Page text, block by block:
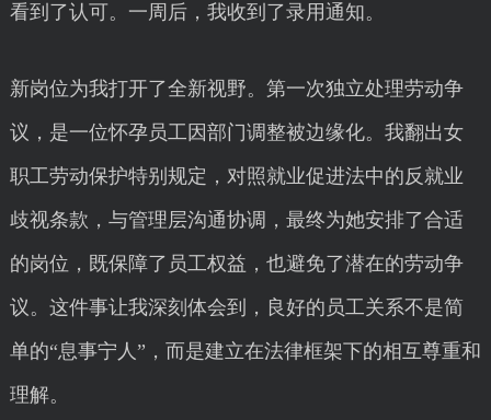
看到了认可。一周后，我收到了录用通知。
新岗位为我打开了全新视野。第一次独立处理劳动争
议，是一位怀孕员工因部门调整被边缘化。我翻出女
职工劳动保护特别规定，对照就业促进法中的反就业
歧视条款，与管理层沟通协调，最终为她安排了合适
的岗位，既保障了员工权益，也避免了潜在的劳动争
议。这件事让我深刻体会到，良好的员工关系不是简
单的“息事宁人”，而是建立在法律框架下的相互尊重和
理解。